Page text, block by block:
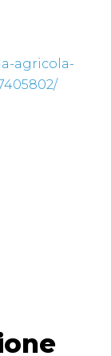
agricola-